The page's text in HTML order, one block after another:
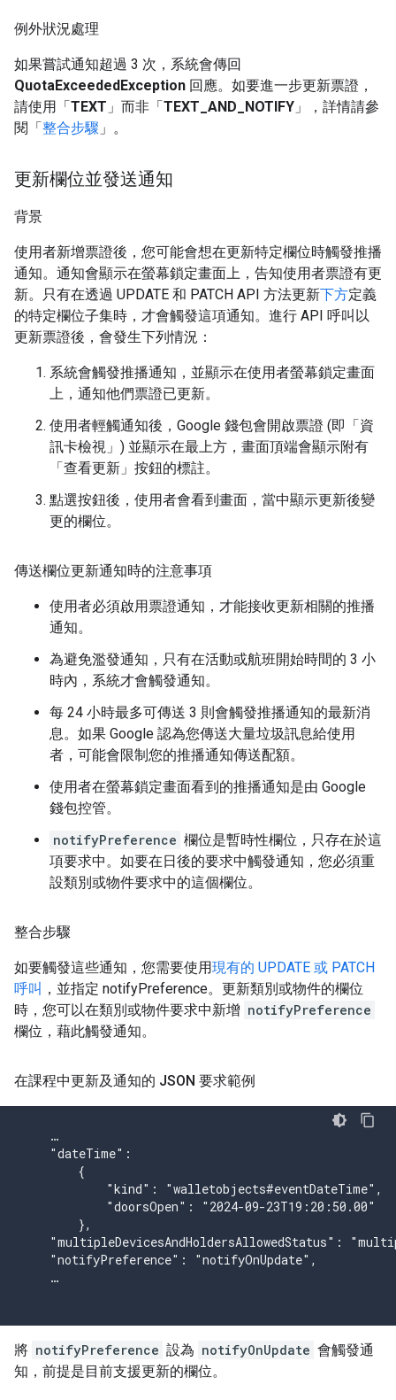
例外狀況處理
如果嘗試通知超過 3 次，系統會傳回
QuotaExceededException 回應。如要進一步更新票證，
請使用「TEXT 」而非「TEXT_AND_NOTIFY 」，詳情請參
閱「整合步驟 」。
更新欄位並發送通知
背景
使用者新增票證後，您可能會想在更新特定欄位時觸發推播
通知。通知會顯示在螢幕鎖定畫面上，告知使用者票證有更
新。只有在透過 UPDATE 和 PATCH API 方法更新下方定義
的特定欄位子集時，才會觸發這項通知。進行 API 呼叫以
更新票證後，會發生下列情況：
系統會觸發推播通知，並顯示在使用者螢幕鎖定畫面
上，通知他們票證已更新。
使用者輕觸通知後，Google 錢包會開啟票證 (即「資
訊卡檢視」) 並顯示在最上方，畫面頂端會顯示附有
「查看更新」按鈕的標註。
點選按鈕後，使用者會看到畫面，當中顯示更新後變
更的欄位。
傳送欄位更新通知時的注意事項
使用者必須啟用票證通知，才能接收更新相關的推播
通知。
為避免濫發通知，只有在活動或航班開始時間的 3 小
時內，系統才會觸發通知。
每 24 小時最多可傳送 3 則會觸發推播通知的最新消
息。如果 Google 認為您傳送大量垃圾訊息給使用
者，可能會限制您的推播通知傳送配額。
使用者在螢幕鎖定畫面看到的推播通知是由 Google
錢包控管。
notifyPreference 欄位是暫時性欄位，只存在於這
項要求中。如要在日後的要求中觸發通知，您必須重
設類別或物件要求中的這個欄位。
整合步驟
如要觸發這些通知，您需要使用現有的 UPDATE 或 PATCH
呼叫 ，並指定 notifyPreference。更新類別或物件的欄位
時，您可以在類別或物件要求中新增 notifyPreference
欄位，藉此觸發通知。
在課程中更新及通知的 JSON 要求範例
    …
    "dateTime":
        {
            "kind": "walletobjects#eventDateTime",
            "doorsOpen": "2024-09-23T19:20:50.00"
        },
"multipleDevicesAndHoldersAllowedStatus":
    "notifyPreference": "notifyOnUpdate",
    …
將 notifyPreference 設為 notifyOnUpdate 會觸發通
知，前提是目前支援更新的欄位。